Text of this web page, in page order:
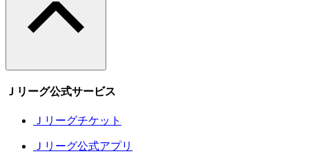
Ｊリーグ公式サービス
Ｊリーグチケット
Ｊリーグ公式アプリ